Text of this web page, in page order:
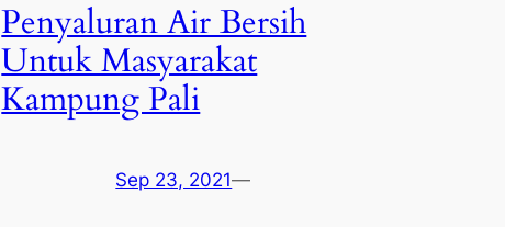
Penyaluran Air Bersih
Untuk Masyarakat
Kampung Pali
Sep 23, 2021—